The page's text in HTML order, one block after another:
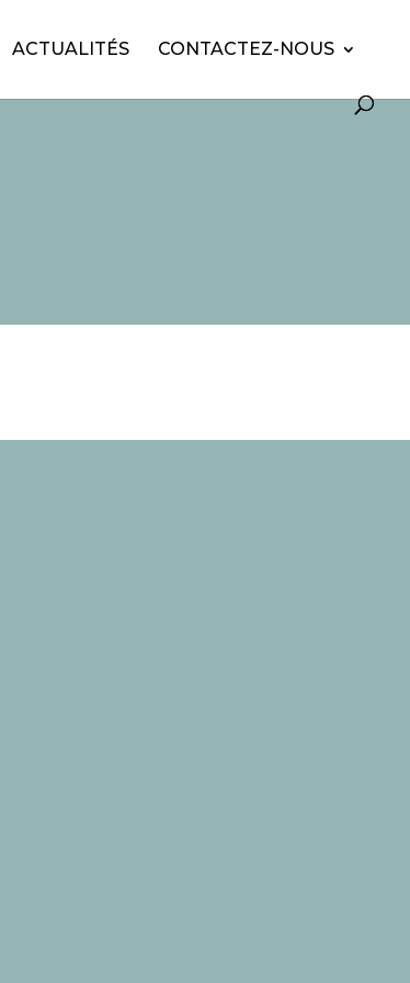
ACTUALITÉS CONTACTEZ-NOUS